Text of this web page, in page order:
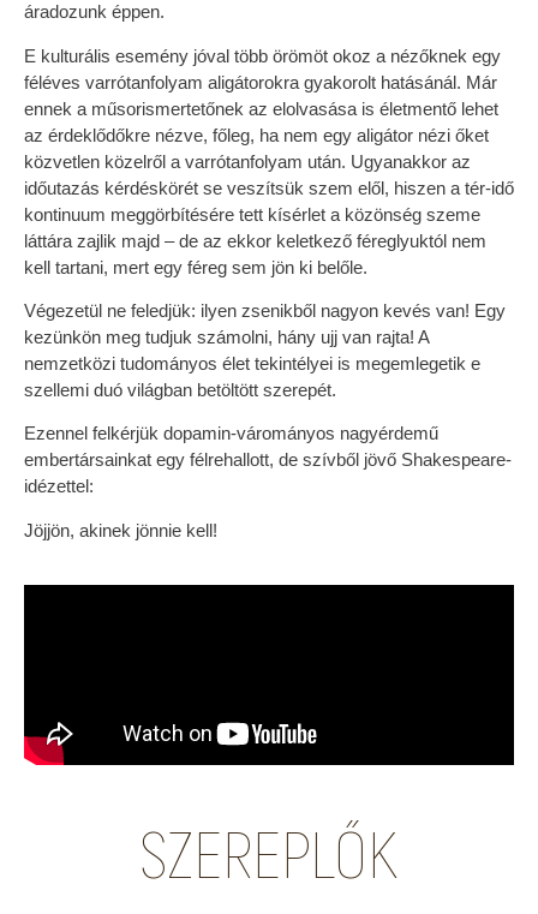
áradozunk éppen.
E kulturális esemény jóval több örömöt okoz a nézőknek egy
féléves varrótanfolyam aligátorokra gyakorolt hatásánál. Már
ennek a műsorismertetőnek az elolvasása is életmentő lehet
az érdeklődőkre nézve, főleg, ha nem egy aligátor nézi őket
közvetlen közelről a varrótanfolyam után. Ugyanakkor az
időutazás kérdéskörét se veszítsük szem elől, hiszen a tér-idő
kontinuum meggörbítésére tett kísérlet a közönség szeme
láttára zajlik majd – de az ekkor keletkező féreglyuktól nem
kell tartani, mert egy féreg sem jön ki belőle.
Végezetül ne feledjük: ilyen zsenikből nagyon kevés van! Egy
kezünkön meg tudjuk számolni, hány ujj van rajta! A
nemzetközi tudományos élet tekintélyei is megemlegetik e
szellemi duó világban betöltött szerepét.
Ezennel felkérjük dopamin-várományos nagyérdemű
embertársainkat egy félrehallott, de szívből jövő Shakespeare-
idézettel:
Jöjjön, akinek jönnie kell!
SZEREPLŐK